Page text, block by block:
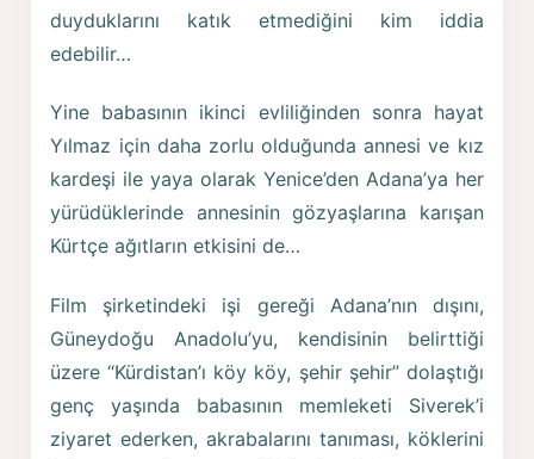
duyduklarını katık etmediğini kim iddia
edebilir…
Yine babasının ikinci evliliğinden sonra hayat
Yılmaz için daha zorlu olduğunda annesi ve kız
kardeşi ile yaya olarak Yenice’den Adana’ya her
yürüdüklerinde annesinin gözyaşlarına karışan
Kürtçe ağıtların etkisini de…
Film şirketindeki işi gereği Adana’nın dışını,
Güneydoğu Anadolu’yu, kendisinin belirttiği
üzere “Kürdistan’ı köy köy, şehir şehir” dolaştığı
genç yaşında babasının memleketi Siverek’i
ziyaret ederken, akrabalarını tanıması, köklerini